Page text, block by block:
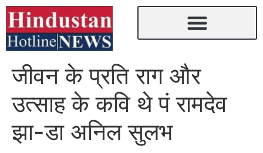
जीवन के प्रति राग और
उत्साह के कवि थे पं रामदेव
झा-डा अनिल सुलभ